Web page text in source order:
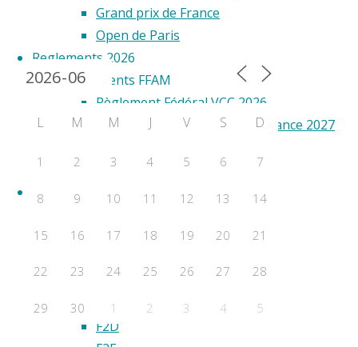
Grand prix de France
Open de Paris
Reglements 2026
Règlements FFAM
Règlement Fédéral VCC 2026
Annexe Sélection Equipe de France 2027
Règlement VCC FAI 2026
RESULTATS
WORLD CUP
F2B
F2C
F2D
Calendrier 2024
L M M J V S D
1 2 3 4 5 6 7
8 9 10 11 12 13 14
15 16 17 18 19 20 21
22 23 24 25 26 27 28
29 30 1 2 3 4 5